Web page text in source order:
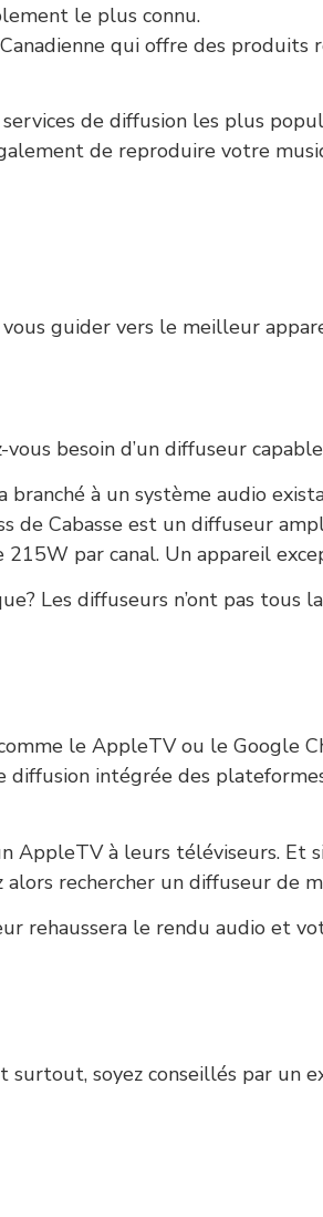
le plus connu.
qui offre des
de diffusion les plus
de reproduire votre
guider vers le meilleur
besoin d’un diffuseur
branché à un système audio
de Cabasse est un diffuseur
par canal. Un appareil
Les diffuseurs n’ont pas
le AppleTV ou le Google
intégrée des
AppleTV à leurs téléviseurs. Et
rechercher un diffuseur de
rehaussera le rendu audio et
soyez conseillés par un